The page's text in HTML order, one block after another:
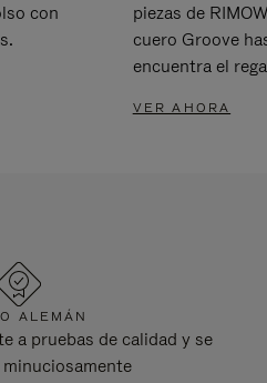
con
piezas de
cuero Groove
encuentra el
VER AHORA
ALEMÁN
a pruebas de calidad y se